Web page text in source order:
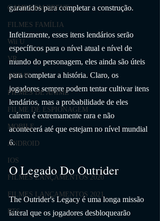
GAMES EM BREVE
FILMES FAMÍLIA
Wii U
VR
ANIME
FILMES DE ANIME
FILME DE ESPIONAGEM
MOBILE
ANDROID
IOS
FILMES LANÇAMENTOS 2020
FILMES LANÇAMENTOS 2021
RTS
garantidos para completar a construção.
Infelizmente, esses itens lendários serão
específicos para o nível atual e nível de
mundo do personagem, eles ainda são úteis
para completar a história. Claro, os
jogadores sempre podem tentar cultivar itens
lendários, mas a probabilidade de eles
caírem é extremamente rara e não
acontecerá até que estejam no nível mundial
6.
O Legado Do Outrider
The Outrider's Legacy é uma longa missão
lateral que os jogadores desbloquearão